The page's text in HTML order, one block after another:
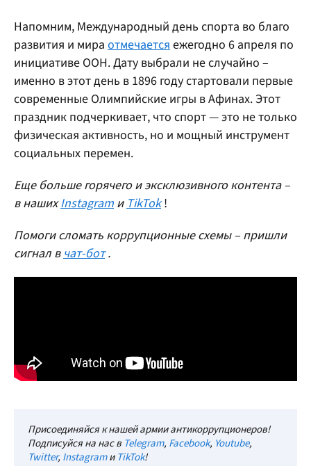
Напомним, Международный день спорта во благо
развития и мира отмечаетсяежегодно 6 апреля по
инициативе ООН. Дату выбрали не случайно –
именно в этот день в 1896 году стартовали первые
современные Олимпийские игры в Афинах. Этот
праздник подчеркивает, что спорт — это не только
физическая активность, но и мощный инструмент
социальных перемен.
Еще больше горячего и эксклюзивного контента –
в нашихInstagram иTikTok!
Помоги сломать коррупционные схемы – пришли
сигнал вчат-бот .
Присоединяйся к нашей армии антикоррупционеров!
Подписуйся на нас в Telegram, Facebook, Youtube,
Twitter, InstagramиTikTok!